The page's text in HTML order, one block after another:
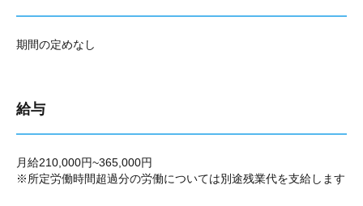
期間の定めなし
給与
月給210,000円~365,000円
※所定労働時間超過分の労働については別途残業代を支給します